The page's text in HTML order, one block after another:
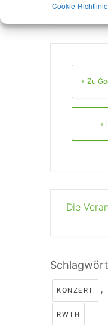
Cookie-Richtlinie
+ Zu
+
Die
KONZERT ,
RWTH